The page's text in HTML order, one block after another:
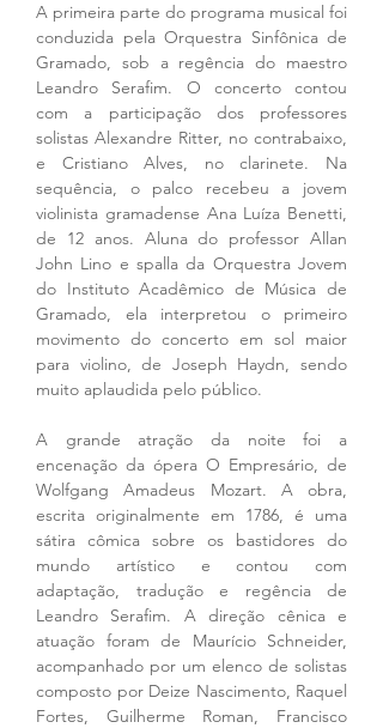
A primeira parte do programa musical foi
conduzida pela Orquestra Sinfônica de
Gramado, sob a regência do maestro
Leandro Serafim. O concerto contou
com a participação dos professores
solistas Alexandre Ritter, no contrabaixo,
e Cristiano Alves, no clarinete. Na
sequência, o palco recebeu a jovem
violinista gramadense Ana Luíza Benetti,
de 12 anos. Aluna do professor Allan
John Lino e spalla da Orquestra Jovem
do Instituto Acadêmico de Música de
Gramado, ela interpretou o primeiro
movimento do concerto em sol maior
para violino, de Joseph Haydn, sendo
muito aplaudida pelo público.
A grande atração da noite foi a
encenação da ópera O Empresário, de
Wolfgang Amadeus Mozart. A obra,
escrita originalmente em 1786, é uma
sátira cômica sobre os bastidores do
mundo artístico e contou com
adaptação, tradução e regência de
Leandro Serafim. A direção cênica e
atuação foram de Maurício Schneider,
acompanhado por um elenco de solistas
composto por Deize Nascimento, Raquel
Fortes, Guilherme Roman, Francisco